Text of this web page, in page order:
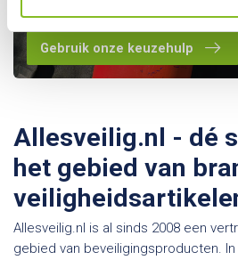
Gebruik onze keuzehulp
Allesveilig.nl - dé
het gebied van
Allesveilig.nl is al sinds 2008 een
gebied van beveiligingsproducten.